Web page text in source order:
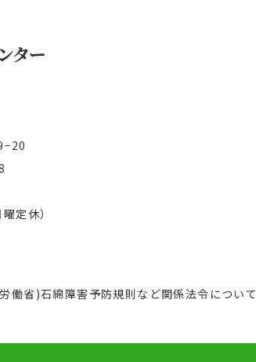
定休）
働省)石綿障害予防規則など関係法令について